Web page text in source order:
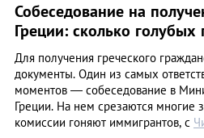
Собеседование на
Греции: сколько голубых
Для получения греческого
документы. Один из самых
моментов — собеседование в
Греции. На нем срезаются многие
комиссии гоняют иммигрантов, с